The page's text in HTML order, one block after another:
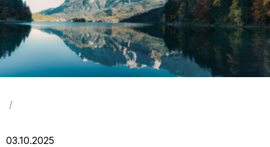
/
03.10.2025